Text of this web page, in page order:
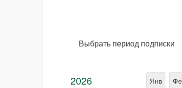
Выбрать период подписки
2026 Янв